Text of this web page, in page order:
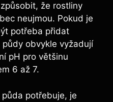
že rostliny
neujmou. Pokud je
potřeba přidat
obvykle vyžadují
pH pro většinu
6 až 7.
potřebuje, je